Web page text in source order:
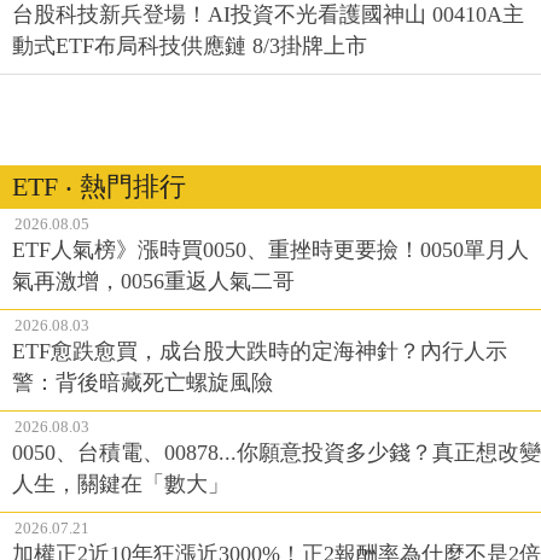
台股科技新兵登場！AI投資不光看護國神山 00410A主
動式ETF布局科技供應鏈 8/3掛牌上市
ETF ‧ 熱門排行
2026.08.05
ETF人氣榜》漲時買0050、重挫時更要撿！0050單月人
氣再激增，0056重返人氣二哥
2026.08.03
ETF愈跌愈買，成台股大跌時的定海神針？內行人示
警：背後暗藏死亡螺旋風險
2026.08.03
0050、台積電、00878...你願意投資多少錢？真正想改變
人生，關鍵在「數大」
2026.07.21
加權正2近10年狂漲近3000%！正2報酬率為什麼不是2倍